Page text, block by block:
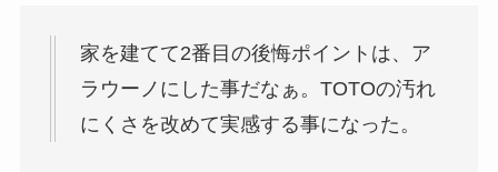
家を建てて2番目の後悔ポイントは、ア
ラウーノにした事だなぁ。TOTOの汚れ
にくさを改めて実感する事になった。